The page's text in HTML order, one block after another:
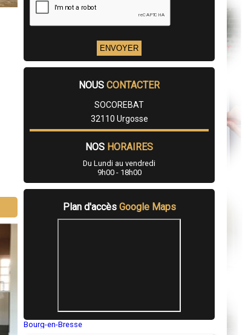
NOUS CONTACTER
SOCOREBAT
32110 Urgosse
NOS HORAIRES
Du Lundi au vendredi
9h00 - 18h00
Plan d'accès Google Maps
Bourg-en-Bresse